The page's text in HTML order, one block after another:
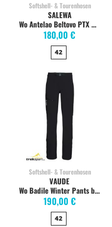
Softshell- & Tourenhosen
Wo Antelao Beltovo PTX Pants black
180,00 €
SALEWA
42
Softshell- & Tourenhosen
Wo Badile Winter Pants black
190,00 €
VAUDE
42